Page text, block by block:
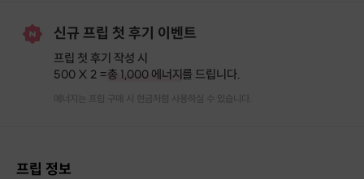
신규 프립 첫 후기 이벤트
프립 첫 후기 작성 시
500 X 2 =총 1,000 에너지를 드립니다.
에너지는 프립 구매 시 현금처럼 사용하실 수 있습니다.
프립 정보